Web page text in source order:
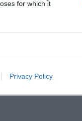
for which it
Privacy Policy